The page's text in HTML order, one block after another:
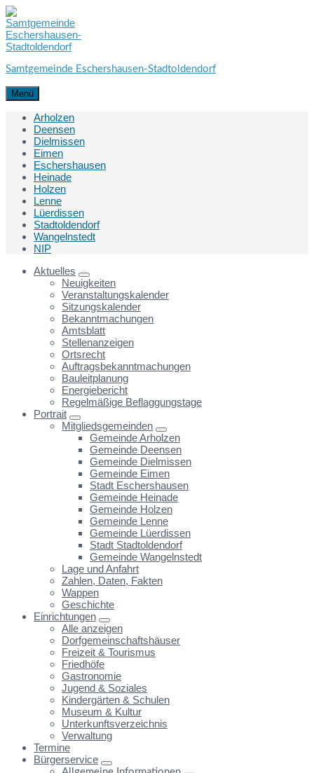
Skip
to
content
Skip
to
main
navigation
Skip
to
footer
Samtgemeinde Eschershausen-Stadtoldendorf
Menü
Arholzen
Deensen
Dielmissen
Eimen
Eschershausen
Heinade
Holzen
Lenne
Lüerdissen
Stadtoldendorf
Wangelnstedt
NIP
Aktuelles
Neuigkeiten
Veranstaltungskalender
Sitzungskalender
Bekanntmachungen
Amtsblatt
Stellenanzeigen
Ortsrecht
Auftragsbekanntmachungen
Bauleitplanung
Energiebericht
Regelmäßige Beflaggungstage
Portrait
Mitgliedsgemeinden
Gemeinde Arholzen
Gemeinde Deensen
Gemeinde Dielmissen
Gemeinde Eimen
Stadt Eschershausen
Gemeinde Heinade
Gemeinde Holzen
Gemeinde Lenne
Gemeinde Lüerdissen
Stadt Stadtoldendorf
Gemeinde Wangelnstedt
Lage und Anfahrt
Zahlen, Daten, Fakten
Wappen
Geschichte
Einrichtungen
Alle anzeigen
Dorfgemeinschaftshäuser
Freizeit & Tourismus
Friedhöfe
Gastronomie
Jugend & Soziales
Kindergärten & Schulen
Museum & Kultur
Unterkunftsverzeichnis
Verwaltung
Termine
Bürgerservice